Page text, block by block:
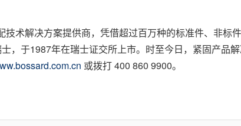
技术解决方案提供商，凭借超过百万种的标准件、非
，于1987年在瑞士证交所上市。时至今日，紧固产品
或拨打 400 860 9900。